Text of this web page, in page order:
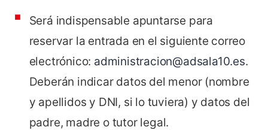
Será indispensable apuntarse para
reservar la entrada en el siguiente correo
electrónico: administracion@adsala10.es.
Deberán indicar datos del menor (nombre
y apellidos y DNI, si lo tuviera) y datos del
padre, madre o tutor legal.